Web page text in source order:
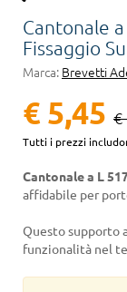
Cantonale
Fissaggio
Marca: Brevetti
€ 5,45 €
Tutti i prezzi
Cantonale a L
affidabile per
Questo supporto
funzionalità nel